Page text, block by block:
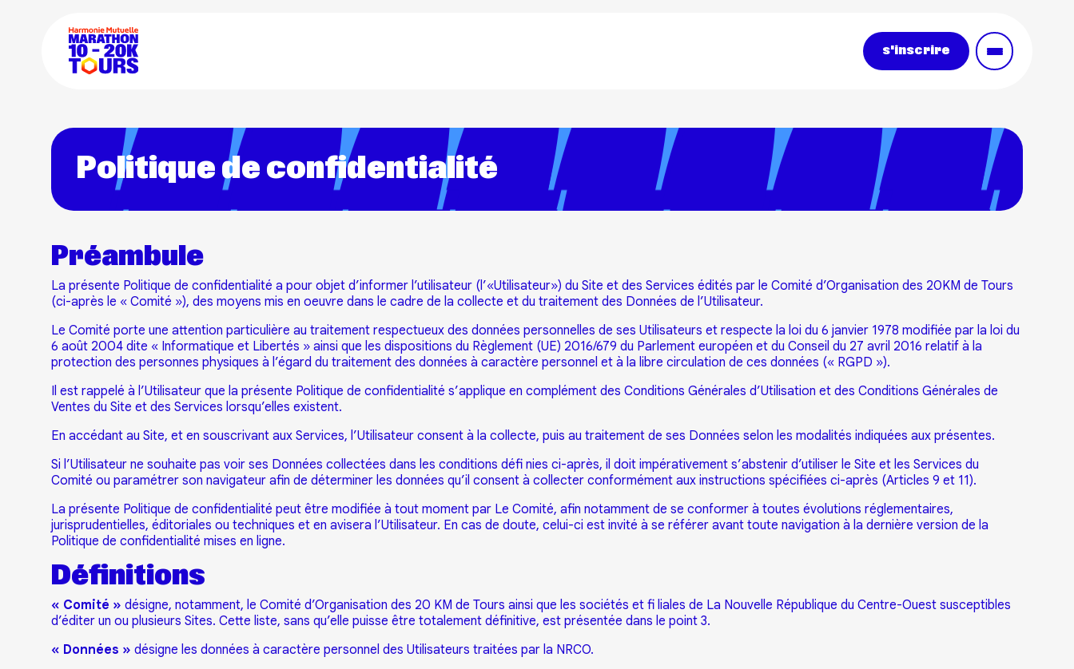
s'inscrire
Politique de confidentialité
Préambule
La présente Politique de confidentialité a pour objet d’informer l’utilisateur (l’«Utilisateur») du Site et des Services édités par le Comité d’Organisation des 20KM de Tours
(ci-après le « Comité »), des moyens mis en oeuvre dans le cadre de la collecte et du traitement des Données de l’Utilisateur.
Le Comité porte une attention particulière au traitement respectueux des données personnelles de ses Utilisateurs et respecte la loi du 6 janvier 1978 modifiée par la loi du
6 août 2004 dite « Informatique et Libertés » ainsi que les dispositions du Règlement (UE) 2016/679 du Parlement européen et du Conseil du 27 avril 2016 relatif à la
protection des personnes physiques à l’égard du traitement des données à caractère personnel et à la libre circulation de ces données (« RGPD »).
Il est rappelé à l’Utilisateur que la présente Politique de confidentialité s’applique en complément des Conditions Générales d’Utilisation et des Conditions Générales de
Ventes du Site et des Services lorsqu’elles existent.
En accédant au Site, et en souscrivant aux Services, l’Utilisateur consent à la collecte, puis au traitement de ses Données selon les modalités indiquées aux présentes.
Si l’Utilisateur ne souhaite pas voir ses Données collectées dans les conditions défi nies ci-après, il doit impérativement s’abstenir d’utiliser le Site et les Services du
Comité ou paramétrer son navigateur afin de déterminer les données qu’il consent à collecter conformément aux instructions spécifiées ci-après (Articles 9 et 11).
La présente Politique de confidentialité peut être modifiée à tout moment par Le Comité, afin notamment de se conformer à toutes évolutions réglementaires,
jurisprudentielles, éditoriales ou techniques et en avisera l’Utilisateur. En cas de doute, celui-ci est invité à se référer avant toute navigation à la dernière version de la
Politique de confidentialité mises en ligne.
Définitions
« Comité » désigne, notamment, le Comité d’Organisation des 20 KM de Tours ainsi que les sociétés et fi liales de La Nouvelle République du Centre-Ouest susceptibles
d’éditer un ou plusieurs Sites. Cette liste, sans qu’elle puisse être totalement définitive, est présentée dans le point 3.
« Données » désigne les données à caractère personnel des Utilisateurs traitées par la NRCO.